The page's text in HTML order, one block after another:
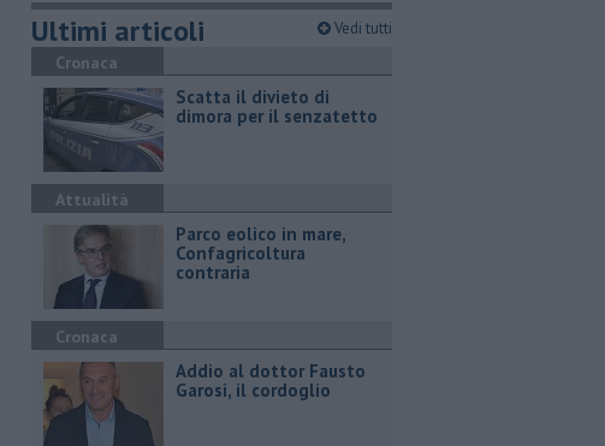
Ultimi articoli Vedi tutti
Cronaca
Scatta il divieto di
dimora per il senzatetto
Attualità
Parco eolico in mare,
Confagricoltura
contraria
Cronaca
Addio al dottor Fausto
Garosi, il cordoglio